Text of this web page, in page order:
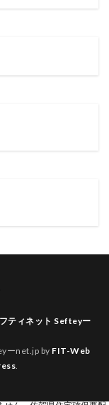
ティネット Sefteyー
ーnet.jp by FIT-Web
.